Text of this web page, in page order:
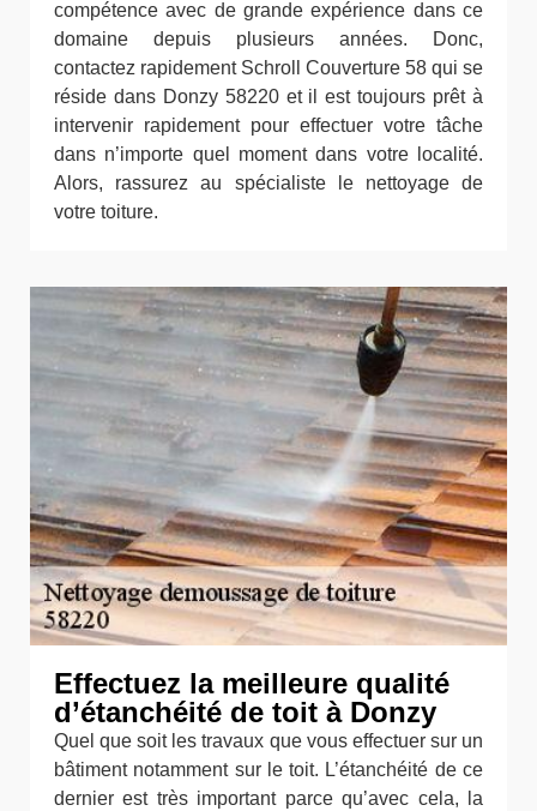
compétence avec de grande expérience dans ce
domaine depuis plusieurs années. Donc,
contactez rapidement Schroll Couverture 58 qui se
réside dans Donzy 58220 et il est toujours prêt à
intervenir rapidement pour effectuer votre tâche
dans n’importe quel moment dans votre localité.
Alors, rassurez au spécialiste le nettoyage de
votre toiture.
Effectuez la meilleure qualité
d’étanchéité de toit à Donzy
Quel que soit les travaux que vous effectuer sur un
bâtiment notamment sur le toit. L’étanchéité de ce
dernier est très important parce qu’avec cela, la